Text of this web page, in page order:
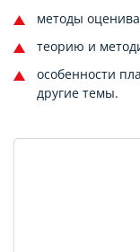
методы
теорию и
особенности
другие темы.